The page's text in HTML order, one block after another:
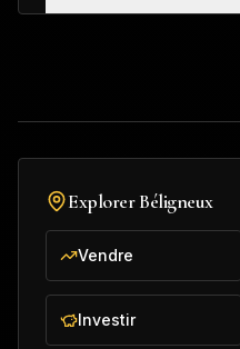
ExplorerBéligneux
Vendre
Investir